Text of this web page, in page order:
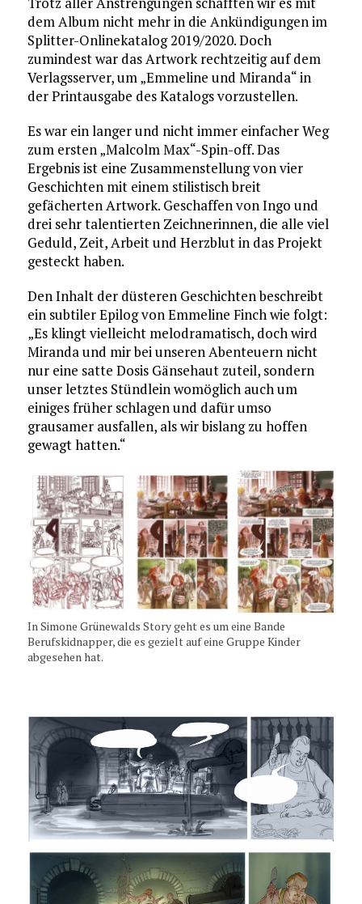
dem Album nicht mehr in die Ankündigungen im
Splitter-Onlinekatalog 2019/2020. Doch
zumindest war das Artwork rechtzeitig auf dem
Verlagsserver, um „Emmeline und Miranda“ in
der Printausgabe des Katalogs vorzustellen.
Es war ein langer und nicht immer einfacher Weg
zum ersten „Malcolm Max“-Spin-off. Das
Ergebnis ist eine Zusammenstellung von vier
Geschichten mit einem stilistisch breit
gefächerten Artwork. Geschaffen von Ingo und
drei sehr talentierten Zeichnerinnen, die alle viel
Geduld, Zeit, Arbeit und Herzblut in das Projekt
gesteckt haben.
Den Inhalt der düsteren Geschichten beschreibt
ein subtiler Epilog von Emmeline Finch wie folgt:
„Es klingt vielleicht melodramatisch, doch wird
Miranda und mir bei unseren Abenteuern nicht
nur eine satte Dosis Gänsehaut zuteil, sondern
unser letztes Stündlein womöglich auch um
einiges früher schlagen und dafür umso
grausamer ausfallen, als wir bislang zu hoffen
gewagt hatten.“
In Simone Grünewalds Story geht es um eine Bande
Berufskidnapper, die es gezielt auf eine Gruppe Kinder
abgesehen hat.